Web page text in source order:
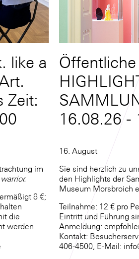
like a
Zeit:
im
8 €;
die
werden
16.08.26 -
16. August
Sie sind herzlich zu
den Highlights der
Museum Morsbroich
Teilnahme: 12 € pro
Eintritt und Führung
Anmeldung:
Kontakt:
406-4500, E-Mail: